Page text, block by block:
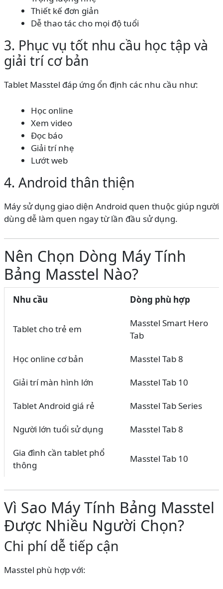
Thiết kế đơn giản
Dễ thao tác cho mọi độ tuổi
3. Phục vụ tốt nhu cầu học tập và
giải trí cơ bản
Tablet Masstel đáp ứng ổn định các nhu cầu như:
Học online
Xem video
Đọc báo
Giải trí nhẹ
Lướt web
4. Android thân thiện
Máy sử dụng giao diện Android quen thuộc giúp người
dùng dễ làm quen ngay từ lần đầu sử dụng.
Nên Chọn Dòng Máy Tính
Bảng Masstel Nào?
Nhu cầu Dòng phù hợp
Tablet cho trẻ em
Masstel Smart Hero
Tab
Học online cơ bản Masstel Tab 8
Giải trí màn hình lớn Masstel Tab 10
Tablet Android giá rẻ Masstel Tab Series
Người lớn tuổi sử dụng Masstel Tab 8
Gia đình cần tablet phổ
thông
Masstel Tab 10
Vì Sao Máy Tính Bảng Masstel
Được Nhiều Người Chọn?
Chi phí dễ tiếp cận
Masstel phù hợp với: